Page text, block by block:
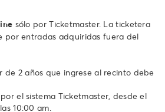
sólo por Ticketmaster. La ticketera
por entradas adquiridas fuera del
de 2 años que ingrese al recinto debe
el sistema Ticketmaster, desde el
10:00 am.